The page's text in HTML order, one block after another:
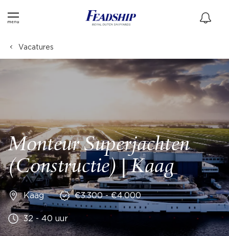
Vacatures
Monteur Superjachten
(Constructie) | Kaag
Kaag €3.300 - €4.000
32 - 40 uur